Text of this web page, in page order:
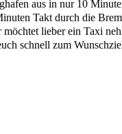
aus in nur 10
Takt durch die
lieber ein Taxi
schnell zum